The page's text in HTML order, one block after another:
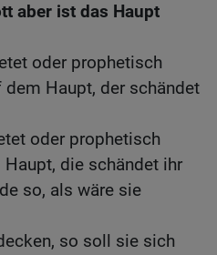
aber ist das Haupt
oder prophetisch
Haupt, der schändet
oder prophetisch
die schändet ihr
so, als wäre sie
so soll sie sich